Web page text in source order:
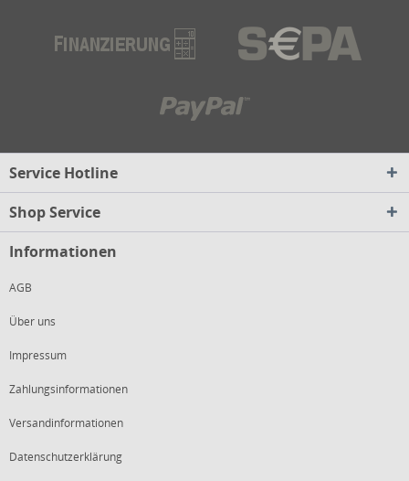
Service Hotline
Shop Service
Informationen
AGB
Über uns
Impressum
Zahlungsinformationen
Versandinformationen
Datenschutzerklärung